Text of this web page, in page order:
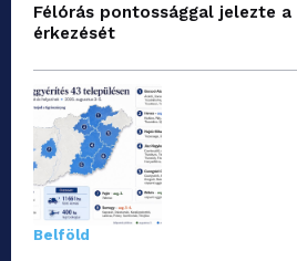
Félórás pontossággal jelezte a
érkezését
Belföld